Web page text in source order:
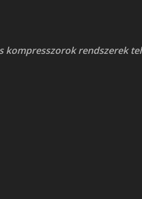
kompresszorok rendszerek